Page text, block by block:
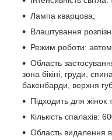
Лампа кварцова;
Влаштування
Режим роботи:
Область
зона бікіні, груди,
бакенбарди, верхня
Підходить для жінок
Кількість спалахів:
Область видалення